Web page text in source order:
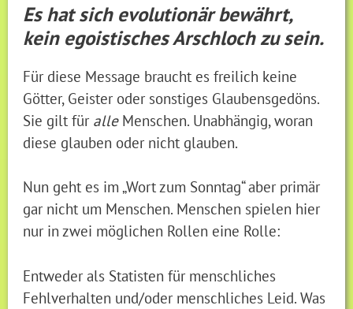
Es hat sich evolutionär bewährt,
kein egoistisches Arschloch zu sein.
Für diese Message braucht es freilich keine
Götter, Geister oder sonstiges Glaubensgedöns.
Sie gilt für alle Menschen. Unabhängig, woran
diese glauben oder nicht glauben.
Nun geht es im „Wort zum Sonntag“ aber primär
gar nicht um Menschen. Menschen spielen hier
nur in zwei möglichen Rollen eine Rolle:
Entweder als Statisten für menschliches
Fehlverhalten und/oder menschliches Leid. Was